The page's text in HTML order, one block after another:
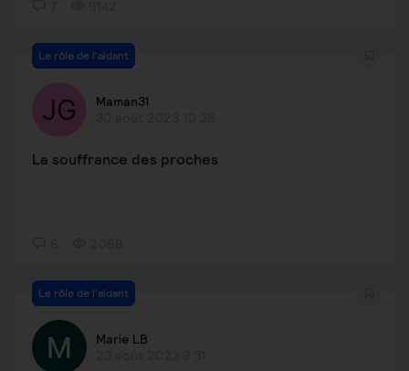
Le rôle de l'aidant
Maman31
La souffrance des proches
Le rôle de l'aidant
Marie LB